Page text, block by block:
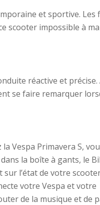
et sportive. Les
scooter impossible à
réactive et
se faire remarquer
Vespa Primavera S,
la boîte à gants, le
l’état de votre
votre Vespa et votre
de la musique et de